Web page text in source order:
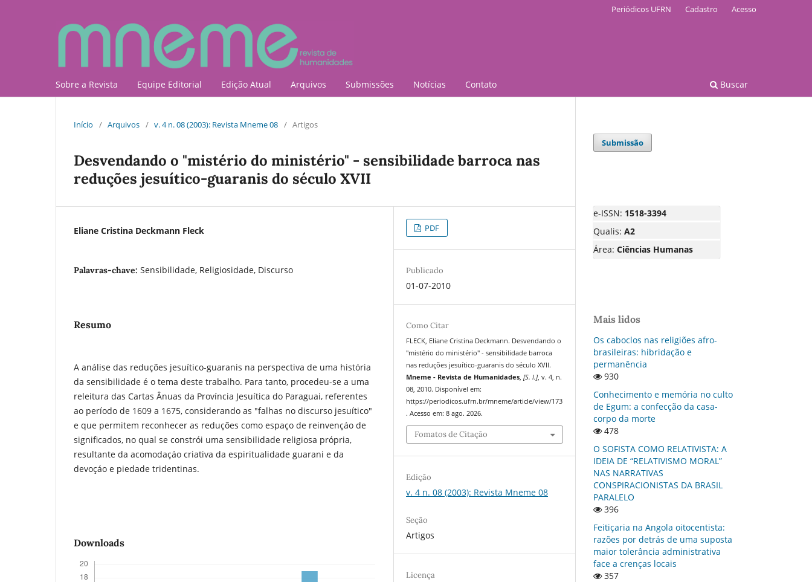
Sobre a Revista Equipe Editorial Edição Atual Arquivos Submissões Notícias Contato Buscar
Periódicos UFRN Cadastro Acesso
Início / Arquivos / v. 4 n. 08 (2003): Revista Mneme 08 / Artigos
Desvendando o "mistério do ministério" - sensibilidade barroca nas
reduções jesuí­tico-guaranis do século XVII
Eliane Cristina Deckmann Fleck
Palavras-chave: Sensibilidade, Religiosidade, Discurso
Resumo
A análise das reduções jesuítico-guaranis na perspectiva de uma história
da sensibilidade é o tema deste trabalho. Para tanto, procedeu-se a uma
releitura das Cartas Ânuas da Província Jesuítica do Paraguai, referentes
ao período de 1609 a 1675, considerando as "falhas no discurso jesuítico"
e que permitem reconhecer as reduções como espaço de reinvençáo de
significados, no qual se constrói uma sensibilidade religiosa própria,
resultante da acomodaçáo criativa da espiritualidade guarani e da
devoçáo e piedade tridentinas.
Downloads
PDF
Publicado
01-07-2010
Como Citar
FLECK, Eliane Cristina Deckmann. Desvendando o
"mistério do ministério" - sensibilidade barroca
nas reduções jesuí­tico-guaranis do século XVII.
Mneme - Revista de Humanidades,[S. l.], v. 4, n.
08, 2010. Disponível em:
https://periodicos.ufrn.br/mneme/article/view/173
. Acesso em: 8 ago. 2026.
Fomatos de Citação
Edição
v. 4 n. 08 (2003): Revista Mneme 08
Seção
Artigos
Licença
Submissão
e-ISSN: 1518-3394
Qualis: A2
Área: Ciências Humanas
Mais lidos
Os caboclos nas religiões afro-
brasileiras: hibridação e
permanência
930
Conhecimento e memória no culto
de Egum: a confecção da casa-
corpo da morte
478
O SOFISTA COMO RELATIVISTA: A
IDEIA DE “RELATIVISMO MORAL”
NAS NARRATIVAS
CONSPIRACIONISTAS DA BRASIL
PARALELO
396
Feitiçaria na Angola oitocentista:
razões por detrás de uma suposta
maior tolerância administrativa
face a crenças locais
357